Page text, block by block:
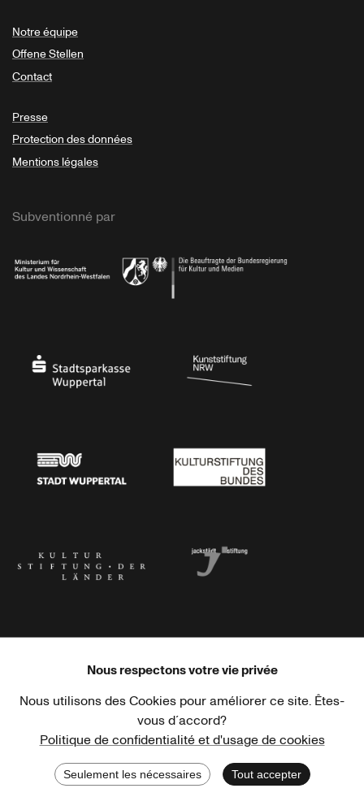
Notre équipe
Offene Stellen
Contact
Presse
Protection des données
Mentions légales
Subventionné par
Haus der Kulturen der Welt Goethe-Institut
Nous respectons votre vie privée
Nous utilisons des Cookies pour améliorer ce site. Êtes-
vous d´accord?
Politique de confidentialité et d'usage de cookies
Seulement les nécessaires Tout accepter